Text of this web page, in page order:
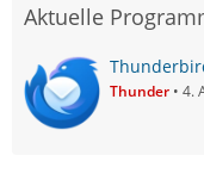
Aktuelle
Thunder 4.